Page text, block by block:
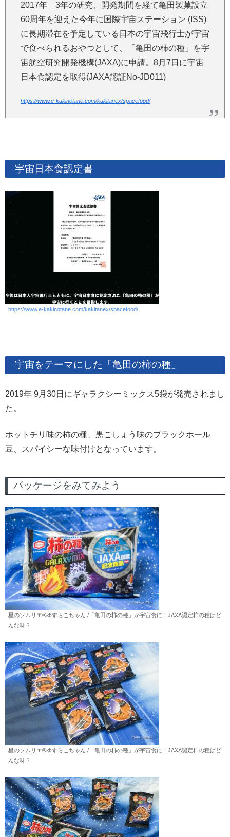
2017年 3年の研究、開発期間を経て亀田製菓設立
60周年を迎えた今年に国際宇宙ステーション (ISS)
に長期滞在を予定している日本の宇宙飛行士が宇宙
で食べられるおやつとして、「亀田の柿の種」を宇
宙航空研究開発機構(JAXA)に申請。8月7日に宇宙
日本食認定を取得(JAXA認証No-JD011)
https://www.e-kakinotane.com/kakitanex/spacefood/
宇宙日本食認定書
https://www.e-kakinotane.com/kakitanex/spacefood/
宇宙をテーマにした「亀田の柿の種」
2019年 9月30日にギャラクシーミックス5袋が発売されまし
た。
ホットチリ味の柿の種、黒こしょう味のブラックホール
豆、スパイシーな味付けとなっています。
パッケージをみてみよう
星のソムリエ®︎ゆすらこちゃん /「亀田の柿の種」が宇宙食に！JAXA認定柿の種はど
んな味？
星のソムリエ®︎ゆすらこちゃん /「亀田の柿の種」が宇宙食に！JAXA認定柿の種はど
んな味？